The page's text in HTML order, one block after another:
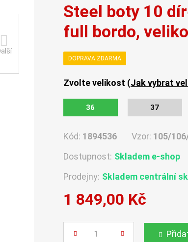
Steel boty 10
full bordo,
DOPRAVA ZDARMA
Zvolte velikost (Jak vybrat
36 37
Kód: 1894536 Vzor: 105/
Dostupnost: Skladem e-shop
Prodejny: Skladem centrální
1 849,00 Kč